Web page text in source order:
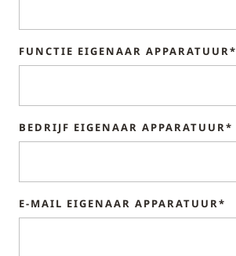
FUNCTIE EIGENAAR APPARATUUR*
BEDRIJF EIGENAAR APPARATUUR*
E-MAIL EIGENAAR APPARATUUR*